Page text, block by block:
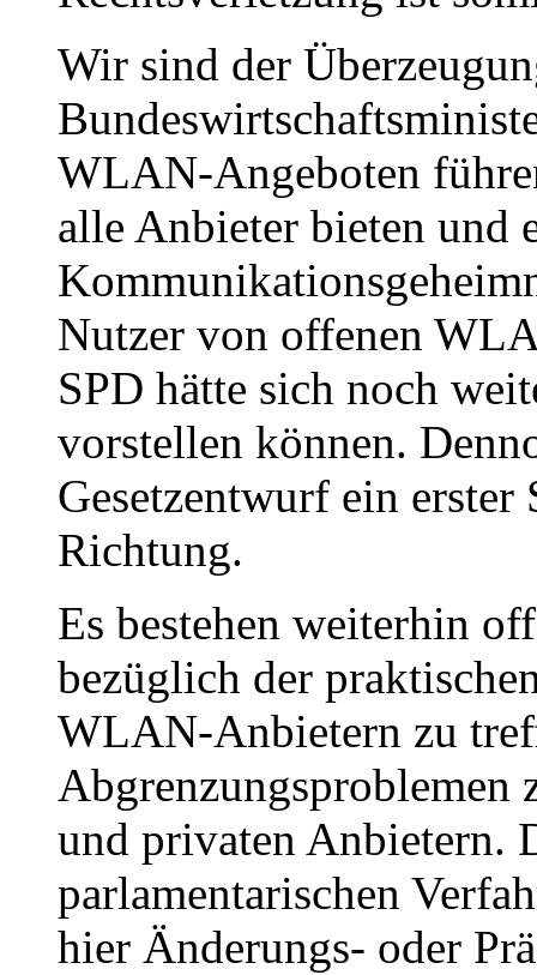
Wir sind der
WLAN-Angeboten
alle Anbieter bieten und
Nutzer von offenen
SPD hätte sich noch
vorstellen können.
Gesetzentwurf ein
Richtung.
Es bestehen weiterhin
bezüglich der
WLAN-Anbietern zu
Abgrenzungsproblemen
und privaten Anbietern.
parlamentarischen
hier Änderungs- oder